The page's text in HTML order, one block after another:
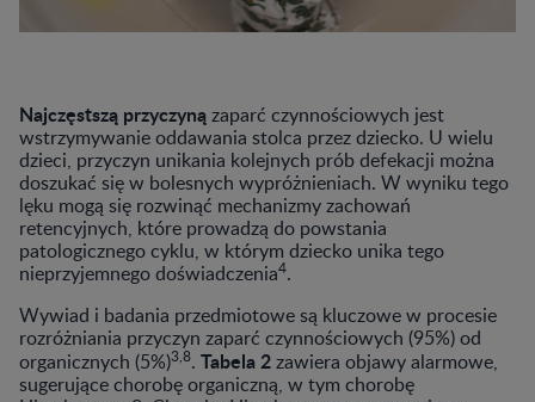
Najczęstszą przyczynązaparć czynnościowych jest
wstrzymywanie oddawania stolca przez dziecko. U wielu
dzieci, przyczyn unikania kolejnych prób defekacji można
doszukać się w bolesnych wypróżnieniach. W wyniku tego
lęku mogą się rozwinąć mechanizmy zachowań
retencyjnych, które prowadzą do powstania
patologicznego cyklu, w którym dziecko unika tego
nieprzyjemnego doświadczenia4.
Wywiad i badania przedmiotowe są kluczowe w procesie
rozróżniania przyczyn zaparć czynnościowych (95%) od
organicznych (5%)3,8. Tabela 2zawiera objawy alarmowe,
sugerujące chorobę organiczną, w tym chorobę